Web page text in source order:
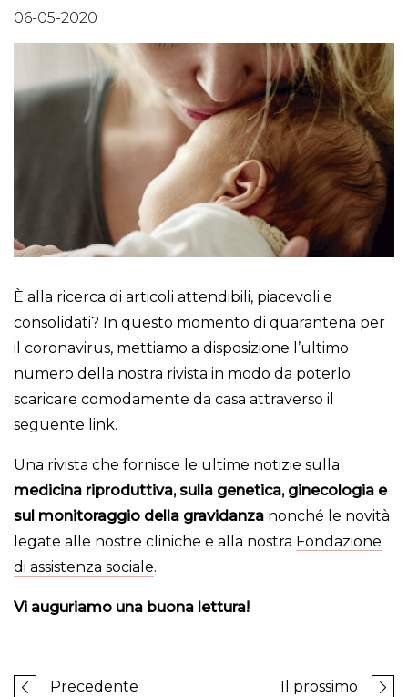
06-05-2020
È alla ricerca di articoli attendibili, piacevoli e
consolidati? In questo momento di quarantena per
il coronavirus, mettiamo a disposizione l’ultimo
numero della nostra rivista in modo da poterlo
scaricare comodamente da casa attraverso il
seguente link.
Una rivista che fornisce le ultime notizie sulla
medicina riproduttiva, sulla genetica, ginecologia e
sul monitoraggio della gravidanza nonché le novità
legate alle nostre cliniche e alla nostra Fondazione
di assistenza sociale.
Vi auguriamo una buona lettura!
Precedente Il prossimo